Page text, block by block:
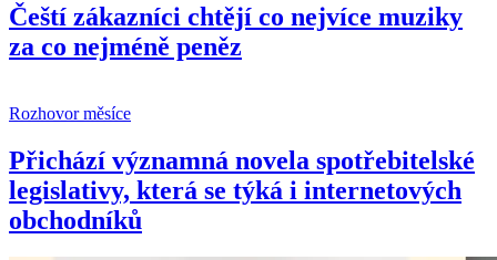
Čeští zákazníci chtějí co nejvíce muziky
za co nejméně peněz
Rozhovor měsíce
Přichází významná novela spotřebitelské
legislativy, která se týká i internetových
obchodníků